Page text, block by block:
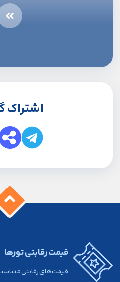
اشتراک
قیمت رقابتی تورها
قیمت‌های رقابتی متناسب